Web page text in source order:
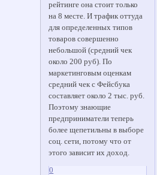
рейтинге она стоит только
на 8 месте. И трафик оттуда
для определенных типов
товаров совершенно
небольшой (средний чек
около 200 руб). По
маркетинговым оценкам
средний чек с Фейсбука
составляет около 2 тыс. руб.
Поэтому знающие
предприниматели теперь
более щепетильны в выборе
соц. сети, потому что от
этого зависит их доход.
0